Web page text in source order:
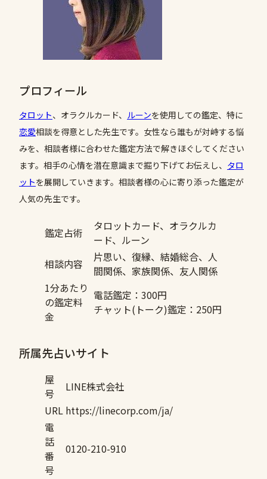
プロフィール
タロット、オラクルカード、 ルーンを使用しての鑑定、特に
恋愛相談を得意とした先生です。女性なら誰もが対峙する悩
みを、相談者様に合わせた鑑定方法で解きほぐしてください
ます。相手の心情を潜在意識まで掘り下げてお伝えし、 タロ
ットを展開していきます。相談者様の心に寄り添った鑑定が
人気の先生です。
鑑定占術
タロットカード、オラクルカ
ード、ルーン
相談内容
片思い、復縁、結婚総合、人
間関係、家族関係、友人関係
1分あたり
の鑑定料
金
電話鑑定：300円
チャット(トーク)鑑定：250円
所属先占いサイト
屋
号
LINE株式会社
URL https://linecorp.com/ja/
電
話
番
号
0120-210-910